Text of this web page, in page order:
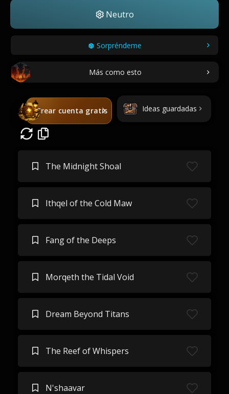
Neutro
Sorpréndeme
Más como esto
Crear cuenta gratis Ideas guardadas
The Midnight Shoal
Ithqel of the Cold Maw
Fang of the Deeps
Morqeth the Tidal Void
Dream Beyond Titans
The Reef of Whispers
N'shaavar